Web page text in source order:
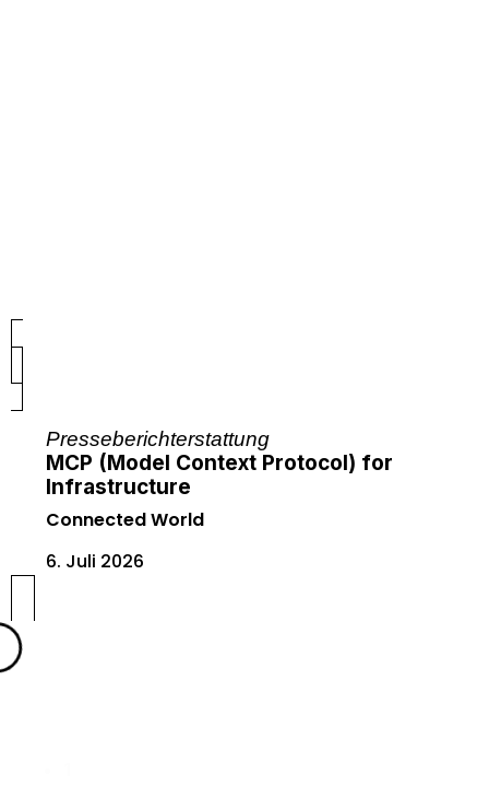
Presseberichterstattung
MCP (Model Context Protocol) for
Infrastructure
Connected World
6. Juli 2026